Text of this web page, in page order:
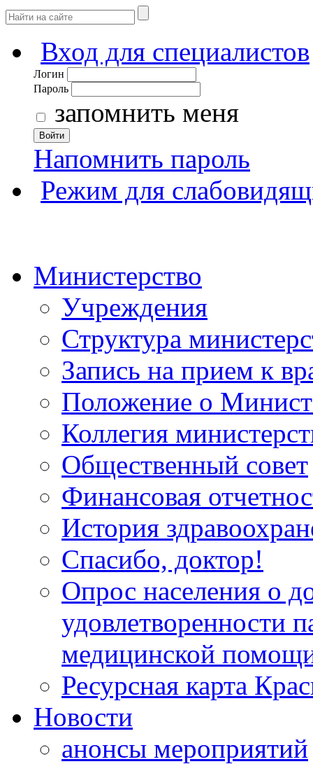
Вход для специалистов
Логин
Пароль
запомнить меня
Войти
Напомнить пароль
Режим для
Министерство
Учреждения
Структура
Запись на прием к
Положение о
Коллегия
Общественный совет
Финансовая
История
Спасибо, доктор!
Опрос населения о
удовлетворенности
медицинской
Ресурсная карта
Новости
анонсы мероприятий